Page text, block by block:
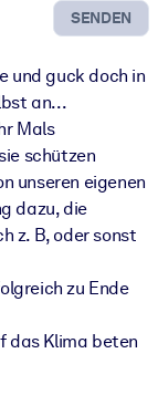
SENDEN
und guck doch in
an...
Mals
schützen
unseren eigenen
dazu, die
z. B, oder sonst
zu Ende
das Klima beten